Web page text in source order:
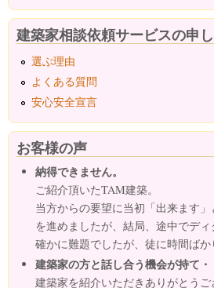
建築家相談依頼サービスの申
選ぶ理由
よくある質問
安心安全宣言
お客様の声
納得できません。
ご紹介頂いたTAM建築。
当方からの要望に当初「出来ます
を進めましたが、結局、途中でディ
確かに難題でしたが、徒に時間ば
建築家の方と話し合う機会が持て・
建築家を紹介いただきありがとうご